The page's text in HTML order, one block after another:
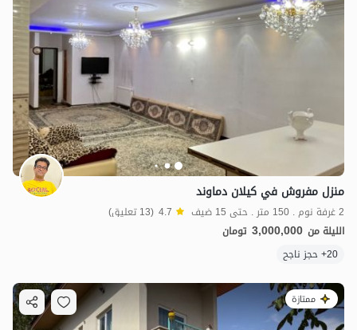
1.5مليون ت 4.9
منزل مفروش في كيلان دماوند
2 غرفة نوم . 150 متر . حتى 15 ضيف 4.7 (13 تعليق)
الليلة من 3,000,000 تومان
20+ حجز ناجح
ممتازة